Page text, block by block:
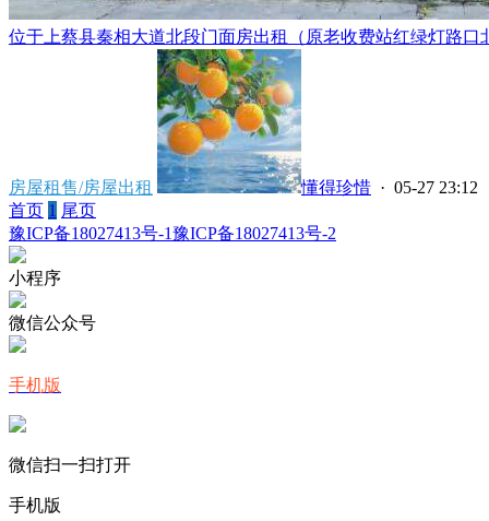
位于上蔡县秦相大道北段门面房出租（原老收费站红绿灯路口
房屋租售/房屋出租 懂得珍惜 · 05-27 23:12
首页 1 尾页
豫ICP备18027413号-1豫ICP备18027413号-2
小程序
微信公众号
手机版
微信扫一扫打开
手机版